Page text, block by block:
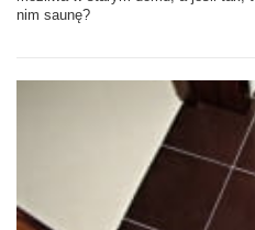
nim saunę?